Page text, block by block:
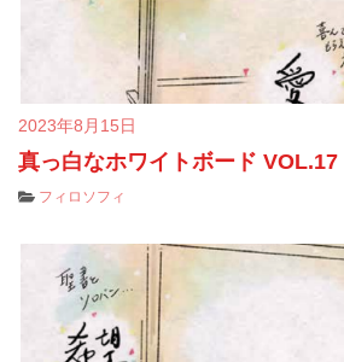
2023年8月15日
真っ白なホワイトボード VOL.17
フィロソフィ